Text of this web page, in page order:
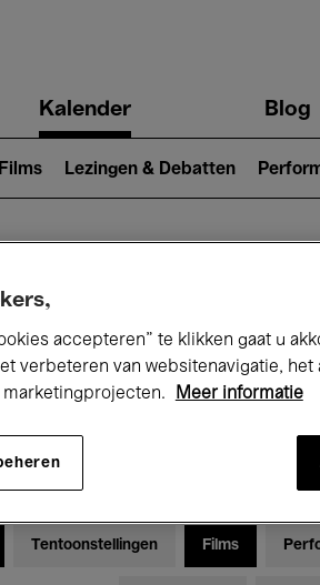
Kalender Blog
Films Lezingen & Debatten
Tentoonstellingen Films
accepteren” te klikken gaat u
verbeteren van websitenavigatie,
Meer informatie